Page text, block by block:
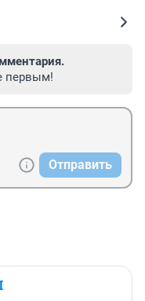
первым!
Отправить